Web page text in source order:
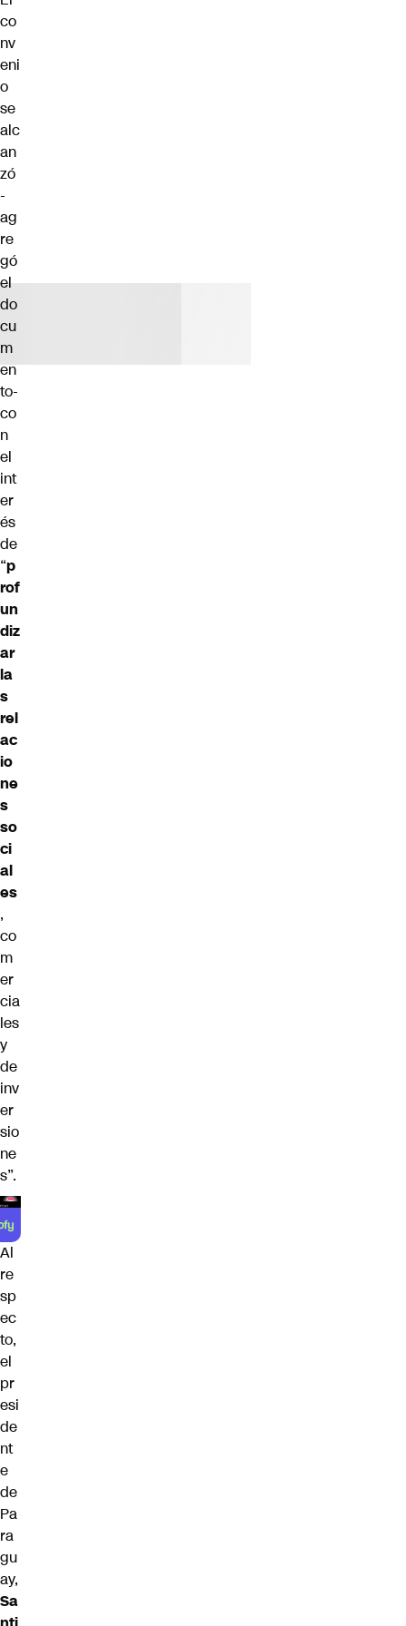
co
nv
eni
o
se
alc
an
zó
-
ag
re
gó
el
do
cu
m
en
to-
co
n
el
int
er
és
de
“p
rof
un
diz
ar
la
s
rel
ac
io
ne
s
so
ci
al
es
,
co
m
er
cia
les
y
de
inv
er
sio
ne
s”.
Al
re
sp
ec
to,
el
pr
esi
de
nt
e
de
Pa
ra
gu
ay,
Sa